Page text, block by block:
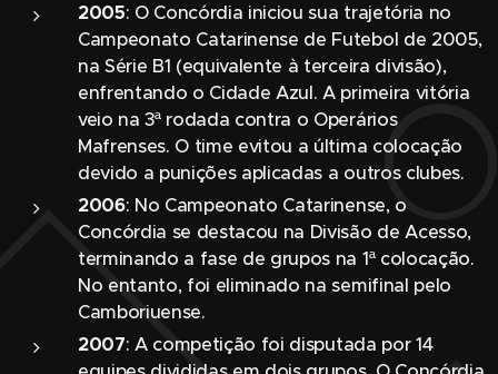
2005: O Concórdia iniciou sua trajetória no
Campeonato Catarinense de Futebol de 2005,
na Série B1 (equivalente à terceira divisão),
enfrentando o Cidade Azul. A primeira vitória
veio na 3ª rodada contra o Operários
Mafrenses. O time evitou a última colocação
devido a punições aplicadas a outros clubes.
2006: No Campeonato Catarinense, o
Concórdia se destacou na Divisão de Acesso,
terminando a fase de grupos na 1ª colocação.
No entanto, foi eliminado na semifinal pelo
Camboriuense.
2007: A competição foi disputada por 14